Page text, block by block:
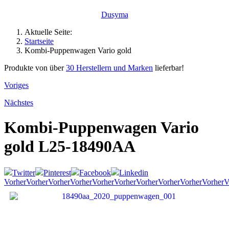
Dusyma
Aktuelle Seite:
Startseite
Kombi-Puppenwagen Vario gold
Produkte von über30 Herstellern und Marken lieferbar!
Voriges
Nächstes
Kombi-Puppenwagen Vario
gold L25-18490AA
Twitter Pinterest Facebook
Linkedin
VorherVorherVorherVorherVorherVorherVorherVorherVorherVorher